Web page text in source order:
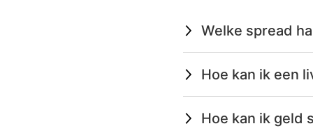
Welke spread
Hoe kan ik een
Hoe kan ik geld